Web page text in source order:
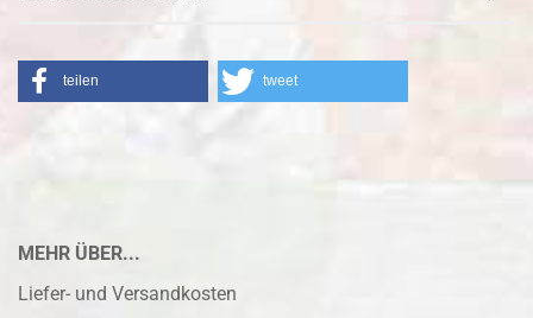
teilen tweet
MEHR ÜBER...
Liefer- und Versandkosten